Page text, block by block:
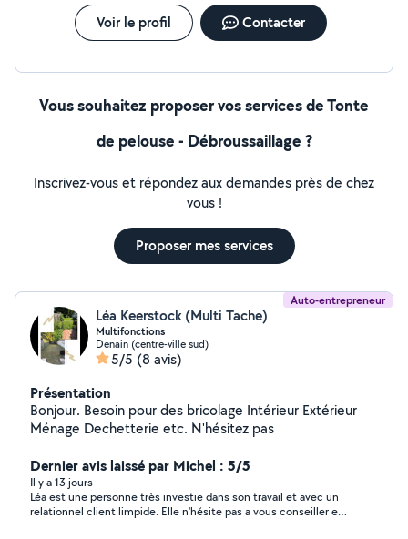
Voir le profil Contacter
Vous souhaitez proposer vos services de Tonte
de pelouse - Débroussaillage ?
Inscrivez-vous et répondez aux demandes près de chez
vous !
Proposer mes services
Auto-entrepreneur
Léa Keerstock (Multi Tache)
Multifonctions
Denain (centre-ville sud)
5/5 (8 avis)
Présentation
Bonjour. Besoin pour des bricolage Intérieur Extérieur
Ménage Dechetterie etc. N'hésitez pas
Dernier avis laissé par Michel : 5/5
Il y a 13 jours
Léa est une personne très investie dans son travail et avec un
relationnel client limpide. Elle n'hésite pas a vous conseiller et